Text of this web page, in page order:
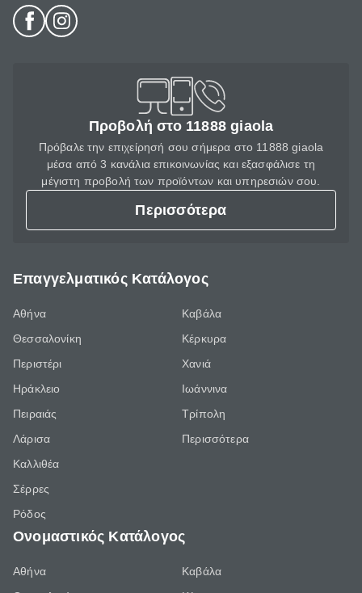
Προβολή στο 11888 giaola
Πρόβαλε την επιχείρησή σου σήμερα στο 11888 giaola
μέσα από 3 κανάλια επικοινωνίας και εξασφάλισε τη
μέγιστη προβολή των προϊόντων και υπηρεσιών σου.
Περισσότερα
Επαγγελματικός Κατάλογος
Αθήνα
Θεσσαλονίκη
Περιστέρι
Ηράκλειο
Πειραιάς
Λάρισα
Καλλιθέα
Σέρρες
Ρόδος
Καβάλα
Κέρκυρα
Χανιά
Ιωάννινα
Τρίπολη
Περισσότερα
Ονομαστικός Κατάλογος
Αθήνα
Καβάλα